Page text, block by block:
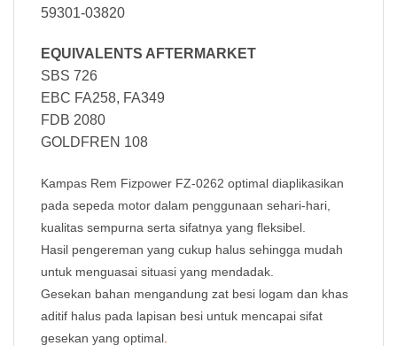
59301-03820
EQUIVALENTS AFTERMARKET
SBS 726
EBC FA258, FA349
FDB 2080
GOLDFREN 108
Kampas Rem Fizpower FZ-0262 optimal diaplikasikan
pada sepeda motor dalam penggunaan sehari-hari,
kualitas sempurna serta sifatnya yang fleksibel.
Hasil pengereman yang cukup halus sehingga mudah
untuk menguasai situasi yang mendadak.
Gesekan bahan mengandung zat besi logam dan khas
aditif halus pada lapisan besi untuk mencapai sifat
gesekan yang optimal